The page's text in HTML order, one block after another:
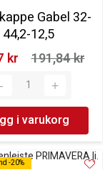
Gabel 32-
44,2-12,5
kr‎
191,84 kr‎
i varukorg
-20%
-20%